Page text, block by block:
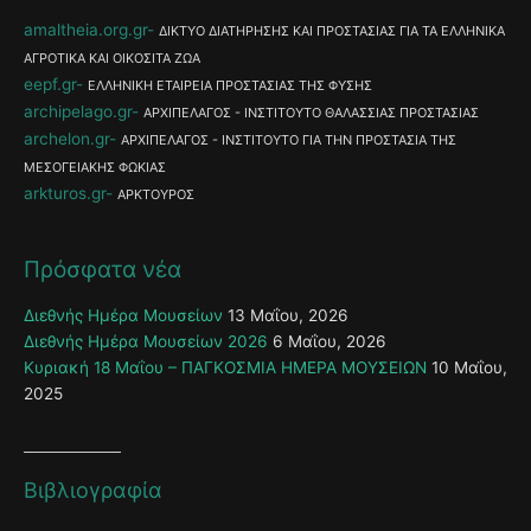
amaltheia.org.gr
ΔΙΚΤΥΟ ΔΙΑΤΗΡΗΣΗΣ ΚΑΙ ΠΡΟΣΤΑΣΙΑΣ ΓΙΑ ΤΑ ΕΛΛΗΝΙΚΑ
ΑΓΡΟΤΙΚΑ ΚΑΙ ΟΙΚΟΣΙΤΑ ΖΩΑ
eepf.gr ΕΛΛΗΝΙΚΗ ΕΤΑΙΡΕΙΑ ΠΡΟΣΤΑΣΙΑΣ ΤΗΣ ΦΥΣΗΣ
archipelago.gr ΑΡΧΙΠΕΛΑΓΟΣ - ΙΝΣΤΙΤΟΥΤΟ ΘΑΛΑΣΣΙΑΣ ΠΡΟΣΤΑΣΙΑΣ
archelon.gr
ΑΡΧΙΠΕΛΑΓΟΣ - ΙΝΣΤΙΤΟΥΤΟ ΓΙΑ ΤΗΝ ΠΡΟΣΤΑΣΙΑ ΤΗΣ
ΜΕΣΟΓΕΙΑΚΗΣ ΦΩΚΙΑΣ
arkturos.gr ΑΡΚΤΟΥΡΟΣ
Πρόσφατα νέα
Διεθνής Ημέρα Μουσείων 13 Μαΐου, 2026
Διεθνής Ημέρα Μουσείων 2026 6 Μαΐου, 2026
Κυριακή 18 Μαΐου – ΠΑΓΚΟΣΜΙΑ ΗΜΕΡΑ ΜΟΥΣΕΙΩΝ 10 Μαΐου,
2025
Βιβλιογραφία